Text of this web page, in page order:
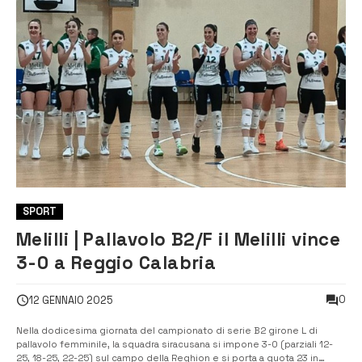
SPORT
Melilli | Pallavolo B2/F il Melilli vince
3-0 a Reggio Calabria
12 GENNAIO 2025 0
Nella dodicesima giornata del campionato di serie B2 girone L di
pallavolo femminile, la squadra siracusana si impone 3-0 (parziali 12-
25, 18-25, 22-25) sul campo della Reghion e si porta a quota 23 in